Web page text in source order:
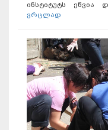
ინსტიტუტს ეწვია
ვრცლად